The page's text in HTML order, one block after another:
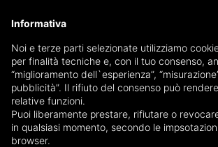
Ricevi copia del giornale via
Scegli giornale
Informativa
Noi e terze parti selezionate utilizziamo
per finalità tecniche e, con il tuo consenso,
“miglioramento dell`esperienza”,
pubblicità”. Il rifiuto del consenso può
relative funzioni.
Puoi liberamente prestare, rifiutare o
in qualsiasi momento, secondo le
browser.